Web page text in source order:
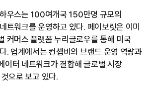
우스는 100여개국 150만명 규모의
트워크를 운영하고 있다. 페이보릿은 이미
커머스 플랫폼 누리글로우를 통해 미국
. 업계에서는 컨셉비의 브랜드 운영 역량과
이터 네트워크가 결합해 글로벌 시장
으로 보고 있다.